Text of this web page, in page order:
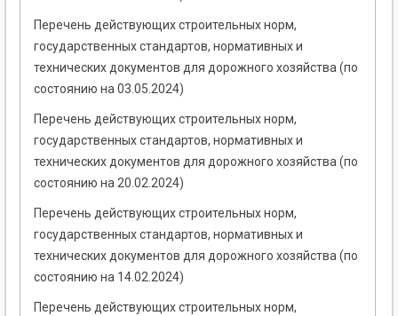
Перечень действующих строительных норм,
государственных стандартов, нормативных и
технических документов для дорожного хозяйства (по
состоянию на 03.05.2024)
Перечень действующих строительных норм,
государственных стандартов, нормативных и
технических документов для дорожного хозяйства (по
состоянию на 20.02.2024)
Перечень действующих строительных норм,
государственных стандартов, нормативных и
технических документов для дорожного хозяйства (по
состоянию на 14.02.2024)
Перечень действующих строительных норм,